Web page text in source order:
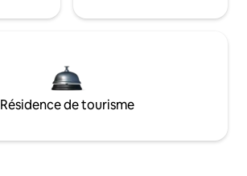
Résidence de tourisme